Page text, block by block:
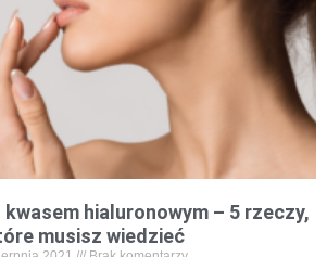
kwasem hialuronowym – 5 rzeczy,
musisz wiedzieć